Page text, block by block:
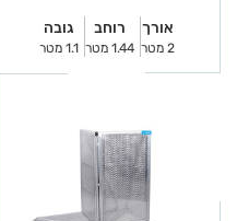
אורך
2 מטר
רוחב
1.44 מטר
גובה
1.1 מטר